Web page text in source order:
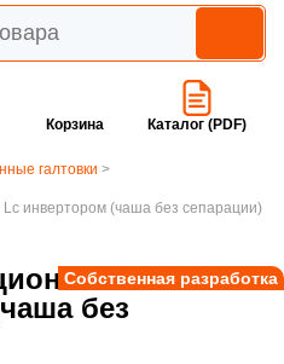
Корзина Каталог (PDF)
галтовки >
Lс инвертором (чаша без сепарации)
Собственная разработка
KAY B 400
без